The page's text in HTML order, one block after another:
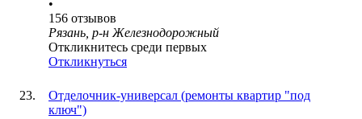
•
156 отзывов
Рязань, р-н Железнодорожный
Откликнитесь среди первых
Откликнуться
Отделочник-универсал (ремонты квартир "под
ключ")